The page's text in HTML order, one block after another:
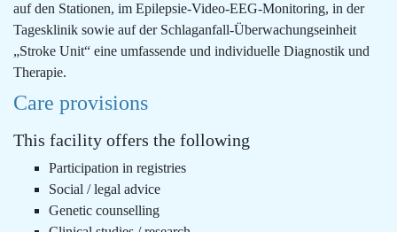
auf den Stationen, im Epilepsie-Video-EEG-Monitoring, in der
Tagesklinik sowie auf der Schlaganfall-Überwachungseinheit
„Stroke Unit“ eine umfassende und individuelle Diagnostik und
Therapie.
Care provisions
This facility offers the following
Participation in registries
Social / legal advice
Genetic counselling